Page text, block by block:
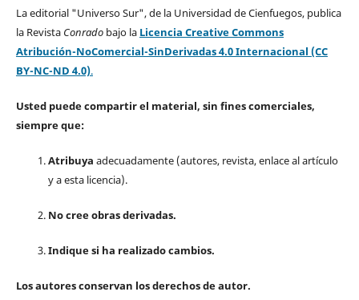
La editorial "Universo Sur", de la Universidad de Cienfuegos, publica
la Revista Conradobajo la Licencia Creative Commons
Atribución-NoComercial-SinDerivadas 4.0 Internacional (CC
BY-NC-ND 4.0).
Usted puede compartir el material, sin fines comerciales,
siempre que:
Atribuya adecuadamente (autores, revista, enlace al artículo
y a esta licencia).
No cree obras derivadas.
Indique si ha realizado cambios.
Los autores conservan los derechos de autor.